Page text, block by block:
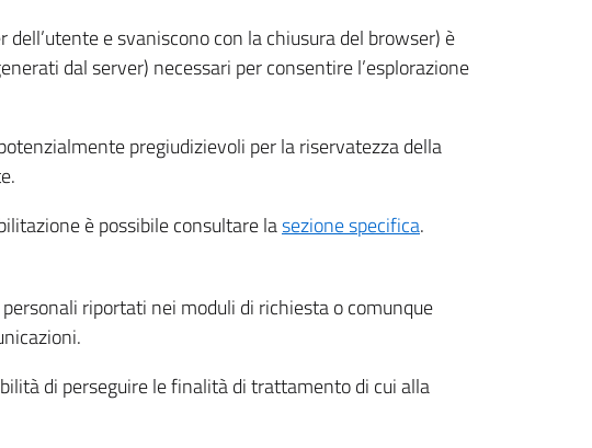
e svaniscono con la chiusura del browser) è
dal server) necessari per consentire l’esplorazione
pregiudizievoli per la riservatezza della
è possibile consultare lasezione specifica.
riportati nei moduli di richiesta o comunque
di perseguire le finalità di trattamento di cui alla